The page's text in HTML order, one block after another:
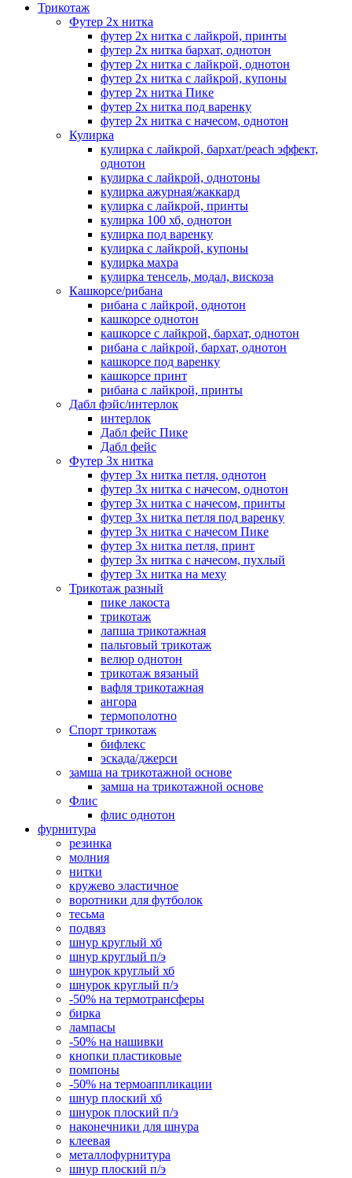
Трикотаж
Футер 2х нитка
футер 2х нитка с лайкрой, принты
футер 2х нитка бархат, однотон
футер 2х нитка с лайкрой, однотон
футер 2х нитка с лайкрой, купоны
футер 2х нитка Пике
футер 2х нитка под варенку
футер 2х нитка с начесом, однотон
Кулирка
кулирка с лайкрой, бархат/peach эффект,
однотон
кулирка с лайкрой, однотоны
кулирка ажурная/жаккард
кулирка с лайкрой, принты
кулирка 100 хб, однотон
кулирка под варенку
кулирка с лайкрой, купоны
кулирка махра
кулирка тенсель, модал, вискоза
Кашкорсе/рибана
рибана с лайкрой, однотон
кашкорсе однотон
кашкорсе с лайкрой, бархат, однотон
рибана с лайкрой, бархат, однотон
кашкорсе под варенку
кашкорсе принт
рибана с лайкрой, принты
Дабл фэйс/интерлок
интерлок
Дабл фейс Пике
Дабл фейс
Футер 3х нитка
футер 3х нитка петля, однотон
футер 3х нитка с начесом, однотон
футер 3х нитка с начесом, принты
футер 3х нитка петля под варенку
футер 3х нитка с начесом Пике
футер 3х нитка петля, принт
футер 3х нитка с начесом, пухлый
футер 3х нитка на меху
Трикотаж разный
пике лакоста
трикотаж
лапша трикотажная
пальтовый трикотаж
велюр однотон
трикотаж вязаный
вафля трикотажная
ангора
термополотно
Спорт трикотаж
бифлекс
эскада/джерси
замша на трикотажной основе
замша на трикотажной основе
Флис
флис однотон
фурнитура
резинка
молния
нитки
кружево эластичное
воротники для футболок
тесьма
подвяз
шнур круглый хб
шнур круглый п/э
шнурок круглый хб
шнурок круглый п/э
-50% на термотрансферы
бирка
лампасы
-50% на нашивки
кнопки пластиковые
помпоны
-50% на термоаппликации
шнур плоский хб
шнурок плоский п/э
наконечники для шнура
клеевая
металлофурнитура
шнур плоский п/э